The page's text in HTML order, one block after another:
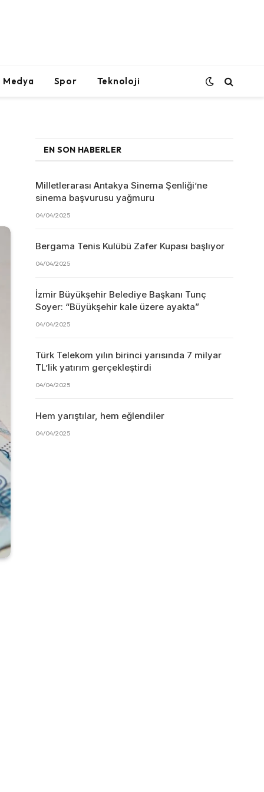
Medya Spor Teknoloji
EN SON HABERLER
Milletlerarası Antakya Sinema Şenliği’ne
sinema başvurusu yağmuru
04/04/2025
Bergama Tenis Kulübü Zafer Kupası başlıyor
04/04/2025
İzmir Büyükşehir Belediye Başkanı Tunç
Soyer: “Büyükşehir kale üzere ayakta”
04/04/2025
Türk Telekom yılın birinci yarısında 7 milyar
TL’lik yatırım gerçekleştirdi
04/04/2025
Hem yarıştılar, hem eğlendiler
04/04/2025